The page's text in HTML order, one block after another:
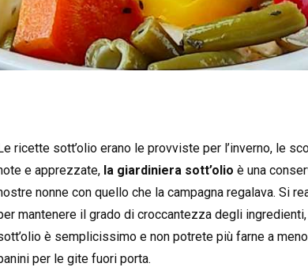
ricette sott’olio erano le provviste per l’inverno, le
e apprezzate, la giardiniera sott’olio è una
nonne con quello che la campagna regalava. Si
mantenere il grado di croccantezza degli
è semplicissimo e non potrete più farne a
per le gite fuori porta.